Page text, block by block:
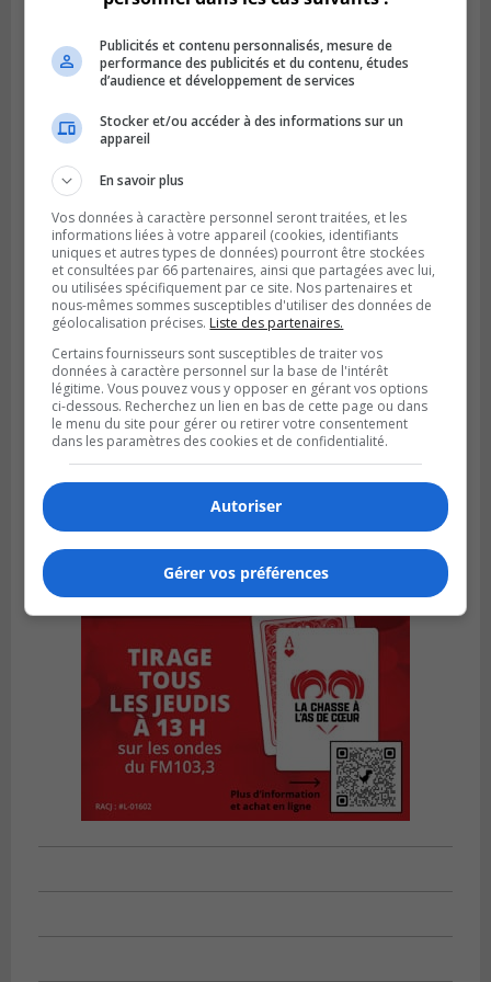
Publié le 5 août 2026 à 06h54
La SQ recense 18 décès pendant les
Publicités et contenu personnalisés, mesure de
performance des publicités et du contenu, études
d’audience et développement de services
Stocker et/ou accéder à des informations sur un
appareil
En savoir plus
Vos données à caractère personnel seront traitées, et les
informations liées à votre appareil (cookies, identifiants
uniques et autres types de données) pourront être stockées
et consultées par 66 partenaires, ainsi que partagées avec lui,
ou utilisées spécifiquement par ce site. Nos partenaires et
nous-mêmes sommes susceptibles d'utiliser des données de
géolocalisation précises. Liste des partenaires.
Certains fournisseurs sont susceptibles de traiter vos
données à caractère personnel sur la base de l'intérêt
légitime. Vous pouvez vous y opposer en gérant vos options
ci-dessous. Recherchez un lien en bas de cette page ou dans
le menu du site pour gérer ou retirer votre consentement
dans les paramètres des cookies et de confidentialité.
Autoriser
Gérer vos préférences